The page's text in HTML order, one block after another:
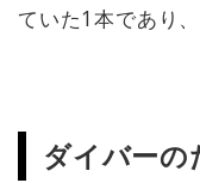
ていた1本であり
ダイバーの